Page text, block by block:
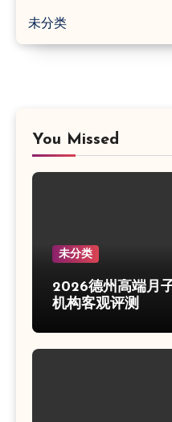
未分类
You Missed
未分类
2026德州高端月
机构客观评测